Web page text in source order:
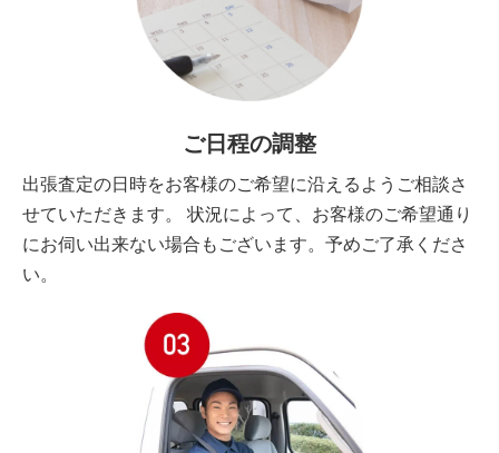
ご日程の調整
出張査定の日時をお客様のご希望に沿えるようご相談さ
せていただきます。 状況によって、お客様のご希望通り
にお伺い出来ない場合もございます。予めご了承くださ
い。